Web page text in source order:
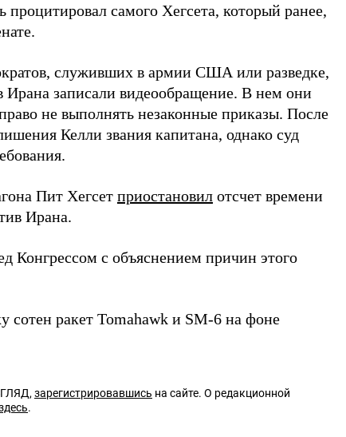
процитировал самого Хегсета, который ранее,
служивших в армии США или разведке,
Ирана записали видеообращение. В нем они
не выполнять незаконные приказы. После
Келли звания капитана, однако суд
Пит Хегсет приостановил отсчет времени
Ирана.
Конгрессом с объяснением причин этого
сотен ракет Tomahawk и SM-6 на фоне
зарегистрировавшись на сайте. О редакционной
.